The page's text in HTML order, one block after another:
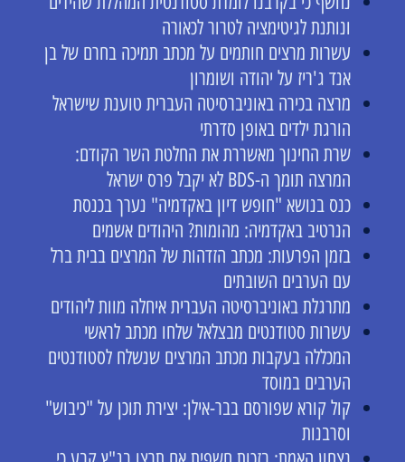
ונותנת לגיטימציה לטרור לכאורה
עשרות מרצים חותמים על מכתב תמיכה בחרם של בן
אנד ג'ריז על יהודה ושומרון
מרצה בכירה באוניברסיטה העברית טוענת שישראל
הורגת ילדים באופן סדרתי
שרת החינוך מאשררת את החלטת השר הקודם:
המרצה תומך ה-BDS לא יקבל פרס ישראל
כנס בנושא "חופש דיון באקדמיה" נערך בכנסת
הנרטיב באקדמיה: מהומות? היהודים אשמים
בזמן הפרעות: מכתב הזדהות של המרצים בבית ברל
עם הערבים השובתים
מתרגלת באוניברסיטה העברית איחלה מוות ליהודים
עשרות סטודנטים מבצלאל שלחו מכתב לראשי
המכללה בעקבות מכתב המרצים שנשלח לסטודנטים
הערבים במוסד
קול קורא שפורסם בבר-אילן: יצירת תוכן על "כיבוש"
וסרבנות